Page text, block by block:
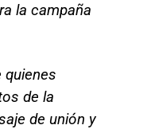
la campaña
quienes
de la
de unión y